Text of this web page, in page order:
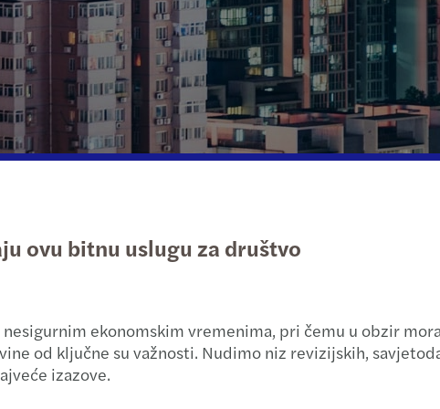
Javni i društveni sektor
Nekretnine
Tehnologija, mediji i telekomunikacije
Transport i logistika
Private client services
Debt
Šta naši klijenti kažu o nama
ovu bitnu uslugu za društvo
ekonomskim vremenima, pri čemu u obzir
od ključne su važnosti. Nudimo niz revizijskih,
izazove.